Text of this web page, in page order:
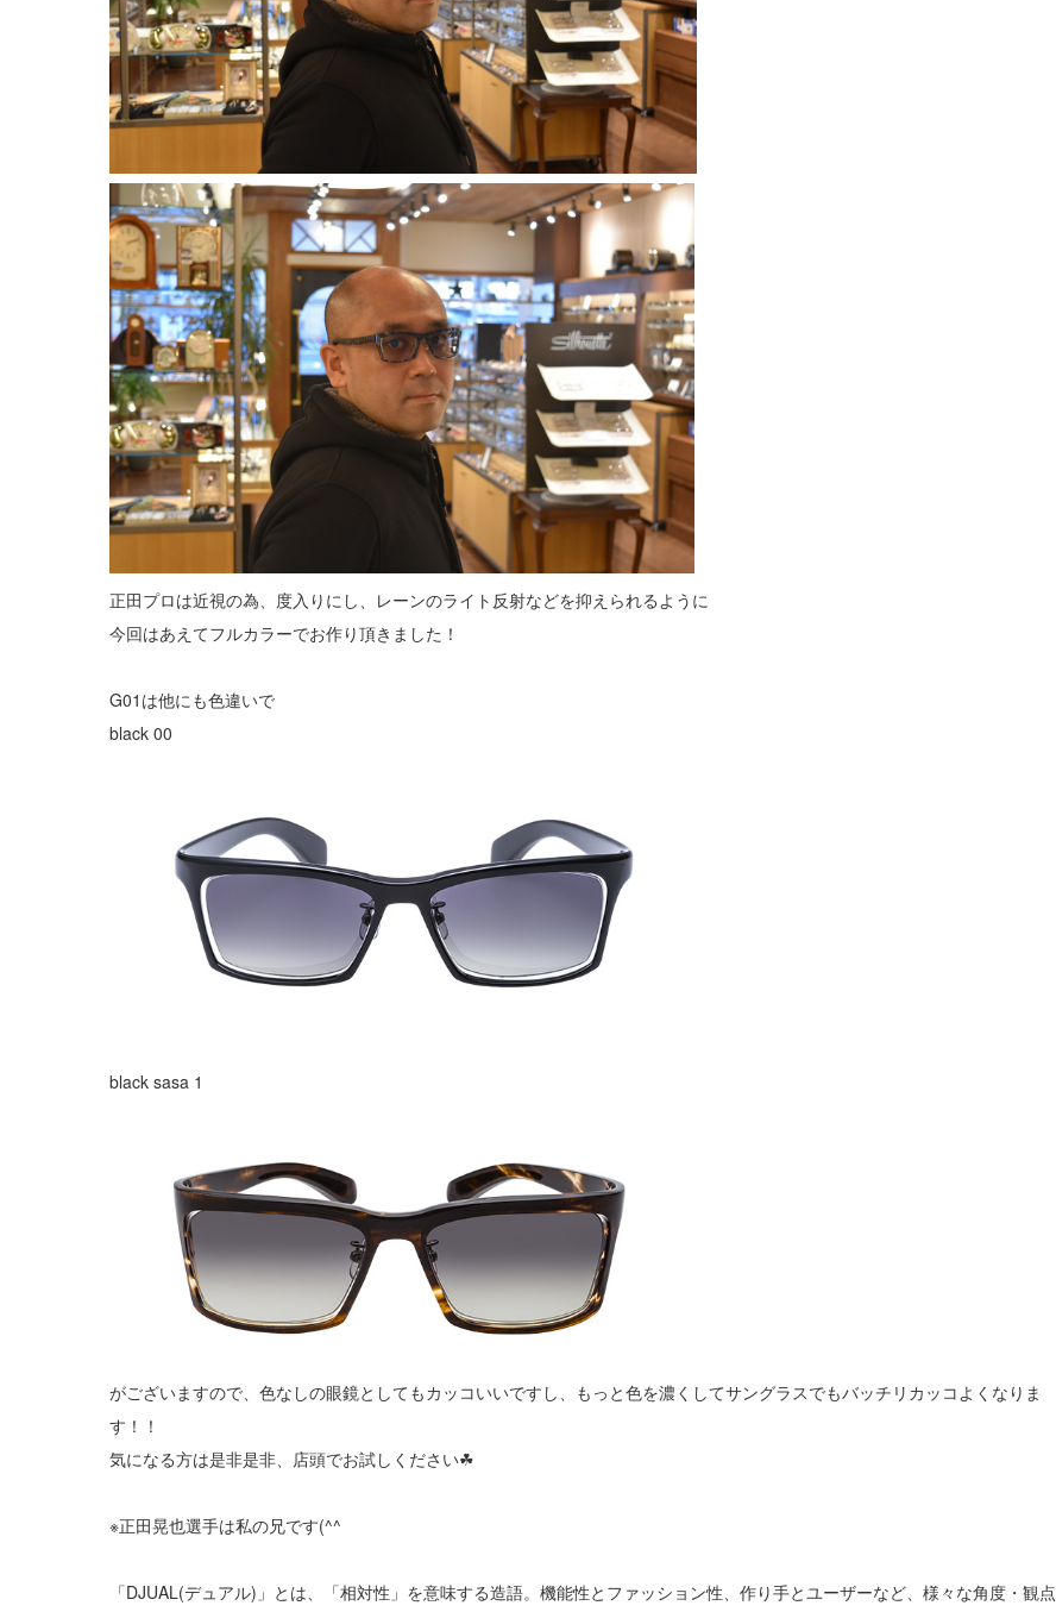
正田プロは近視の為、度入りにし、レーンのライト反射などを抑えられるように
今回はあえてフルカラーでお作り頂きました！
G01は他にも色違いで
black 00
black sasa 1
がございますので、色なしの眼鏡としてもカッコいいですし、もっと色を濃くしてサングラスでもバッチリカッコよくなりま
す！！
気になる方は是非是非、店頭でお試しください☘︎
※正田晃也選手は私の兄です(^^ゞ
「DJUAL(デュアル)」とは、「相対性」を意味する造語。機能性とファッション性、作り手とユーザーなど、様々な角度・観点